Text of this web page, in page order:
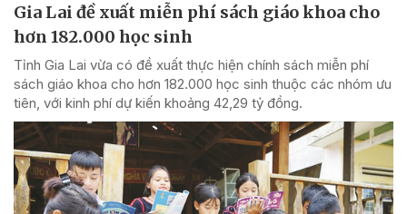
Gia Lai đề xuất miễn phí sách giáo khoa cho
hơn 182.000 học sinh
Tỉnh Gia Lai vừa có đề xuất thực hiện chính sách miễn phí
sách giáo khoa cho hơn 182.000 học sinh thuộc các nhóm ưu
tiên, với kinh phí dự kiến khoảng 42,29 tỷ đồng.